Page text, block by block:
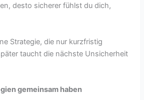
desto sicherer fühlst du dich,
Strategie, die nur kurzfristig
taucht die nächste Unsicherheit
gemeinsam haben